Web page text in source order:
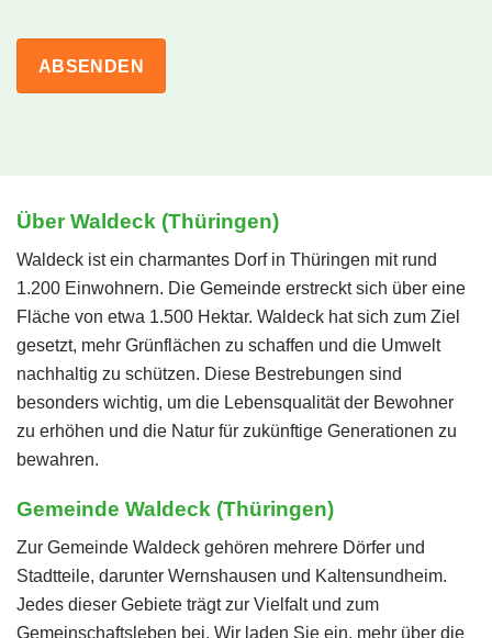
Über Waldeck (Thüringen)
Waldeck ist ein charmantes Dorf in Thüringen mit rund
1.200 Einwohnern. Die Gemeinde erstreckt sich über eine
Fläche von etwa 1.500 Hektar. Waldeck hat sich zum Ziel
gesetzt, mehr Grünflächen zu schaffen und die Umwelt
nachhaltig zu schützen. Diese Bestrebungen sind
besonders wichtig, um die Lebensqualität der Bewohner
zu erhöhen und die Natur für zukünftige Generationen zu
bewahren.
Gemeinde Waldeck (Thüringen)
Zur Gemeinde Waldeck gehören mehrere Dörfer und
Stadtteile, darunter Wernshausen und Kaltensundheim.
Jedes dieser Gebiete trägt zur Vielfalt und zum
Gemeinschaftsleben bei. Wir laden Sie ein, mehr über die